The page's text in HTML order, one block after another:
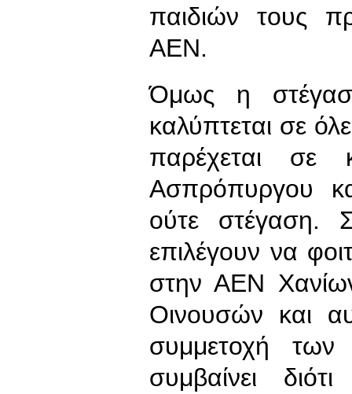
παιδιών τους
ΑΕΝ.
Όμως η
καλύπτεται σε
παρέχεται
Ασπρόπυργου
ούτε στέγαση.
επιλέγουν να
στην ΑΕΝ
Οινουσών και
συμμετοχή
συμβαίνει